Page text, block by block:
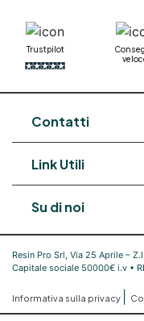
Trustpilot
Contatti
Link Utili
Su di noi
Resin Pro Srl, Via 25 Aprile –
Capitale sociale 50000€ i.v •
Informativa sulla privacy